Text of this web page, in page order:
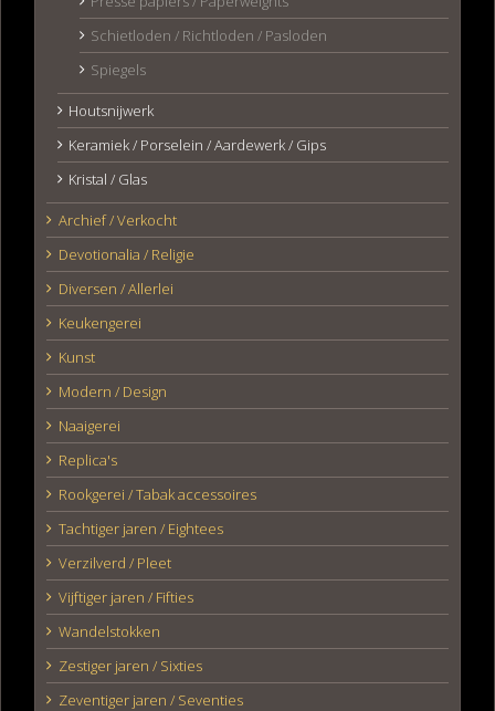
Schietloden / Richtloden / Pasloden
Spiegels
Houtsnijwerk
Keramiek / Porselein / Aardewerk / Gips
Kristal / Glas
Archief / Verkocht
Devotionalia / Religie
Diversen / Allerlei
Keukengerei
Kunst
Modern / Design
Naaigerei
Replica's
Rookgerei / Tabak accessoires
Tachtiger jaren / Eightees
Verzilverd / Pleet
Vijftiger jaren / Fifties
Wandelstokken
Zestiger jaren / Sixties
Zeventiger jaren / Seventies